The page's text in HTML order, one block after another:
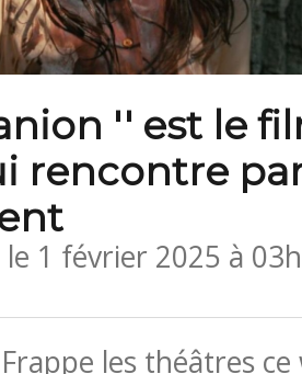
'' est le
rencontre
1 février 2025 à
les théâtres